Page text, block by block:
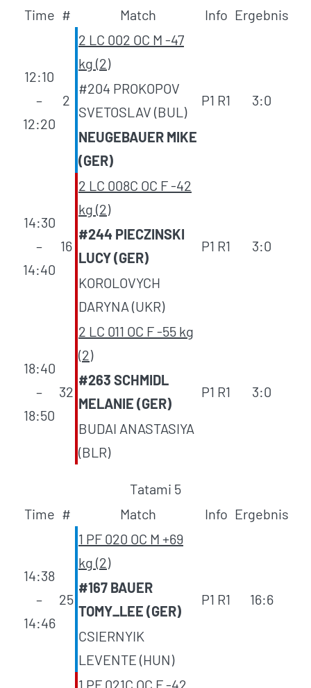
Time # Match Info Ergebnis
12:10
–
12:20
2
2 LC 002 OC M -47
kg (2)
P1 R1
#204 PROKOPOV
SVETOSLAV (BUL)
3:0
NEUGEBAUER MIKE
(GER)
14:30
–
14:40
16
2 LC 008C OC F -42
kg (2)
P1 R1
#244 PIECZINSKI
LUCY (GER)
3:0
KOROLOVYCH
DARYNA (UKR)
18:40
–
18:50
32
2 LC 011 OC F -55 kg
(2)
P1 R1
#263 SCHMIDL
MELANIE (GER)
3:0
BUDAI ANASTASIYA
(BLR)
Tatami 5
Time # Match Info Ergebnis
14:38
–
14:46
25
1 PF 020 OC M +69
kg (2)
P1 R1
#167 BAUER
TOMY_LEE (GER)
16:6
CSIERNYIK
LEVENTE (HUN)
1 PF 021C OC F -42